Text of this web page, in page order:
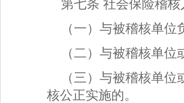
第七条 社会保险稽
（一）与被稽核单
（二）与被稽核单
（三）与被稽核单
核公正实施的。